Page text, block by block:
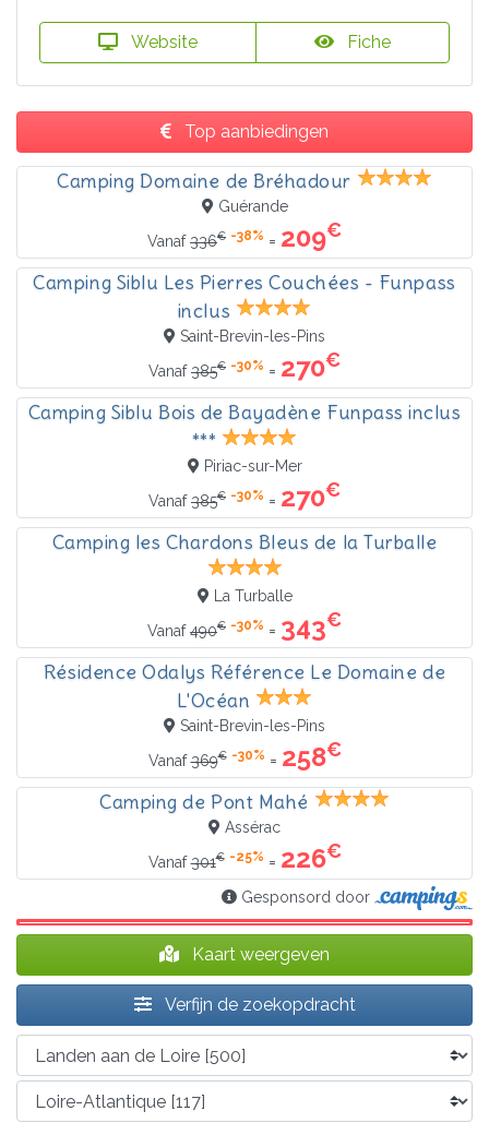
Website Fiche
Top aanbiedingen
Camping Domaine de Bréhadour
Guérande
Vanaf336€ -38% = 209€
Camping Siblu Les Pierres Couchées - Funpass
inclus
Saint-Brevin-les-Pins
Vanaf385€ -30% = 270€
Camping Siblu Bois de Bayadène Funpass inclus
***
Piriac-sur-Mer
Vanaf385€ -30% = 270€
Camping les Chardons Bleus de la Turballe
La Turballe
Vanaf490€ -30% = 343€
Résidence Odalys Référence Le Domaine de
L'Océan
Saint-Brevin-les-Pins
Vanaf369€ -30% = 258€
Camping de Pont Mahé
Assérac
Vanaf301€ -25% = 226€
Gesponsord door
Kaart weergeven
Verfijn de zoekopdracht